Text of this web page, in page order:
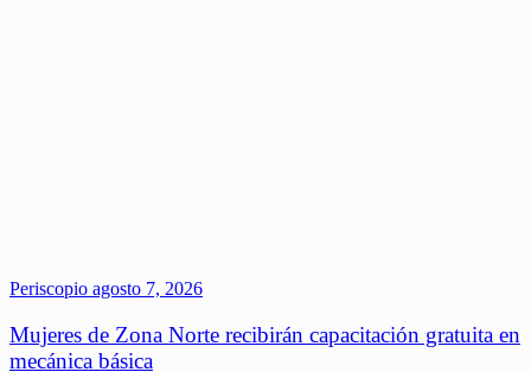
Periscopio agosto 7, 2026
Mujeres de Zona Norte recibirán capacitación gratuita en
mecánica básica